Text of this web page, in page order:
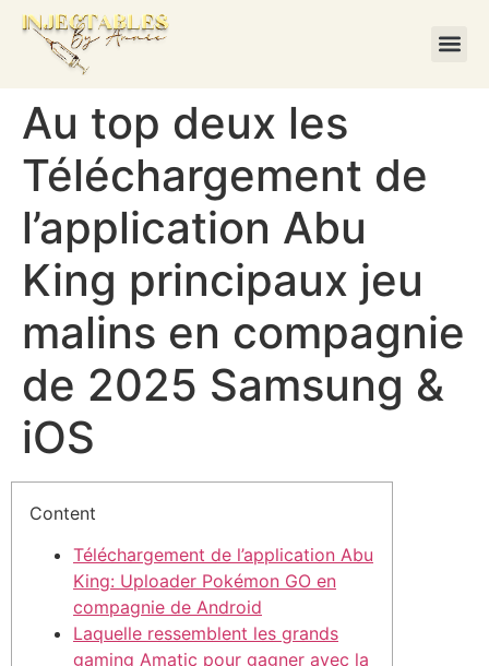
Au top deux les
Téléchargement de
l’application Abu
King principaux jeu
malins en compagnie
de 2025 Samsung &
iOS
Content
Téléchargement de l’application Abu
King: Uploader Pokémon GO en
compagnie de Android
Laquelle ressemblent les grands
gaming Amatic pour gagner avec la